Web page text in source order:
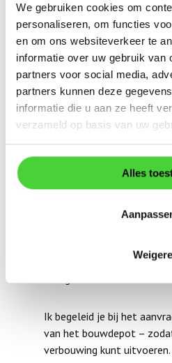
We gebruiken cookies om
personaliseren, om functies
en om ons websiteverkeer te
informatie over uw gebruik van
partners voor social media,
partners kunnen deze
informatie die u aan ze heeft
verzameld op basis van uw
Alles
Bouwdepot:
werkt dat?
Bij het financieren van een
hypotheek krijg je te
bouwdepotmaar dit is
verplicht. Het werkt als
Het extra bedrag dat
tijdelijk op een aparte
Van daaruit betaal je
aannemers of
Je ontvang een
Ik begeleid je bij het
van het bouwdepot –
verbouwing kunt uitvoeren.